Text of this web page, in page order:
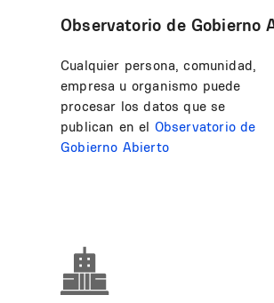
Observatorio de Gobierno
Cualquier persona, comunidad,
empresa u organismo puede
procesar los datos que se
publican en el Observatorio de
Gobierno Abierto